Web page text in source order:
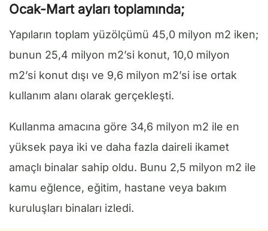
Ocak-Mart ayları toplamında;
Yapıların toplam yüzölçümü 45,0 milyon m2 iken;
bunun 25,4 milyon m2’si konut, 10,0 milyon
m2’si konut dışı ve 9,6 milyon m2’si ise ortak
kullanım alanı olarak gerçekleşti.
Kullanma amacına göre 34,6 milyon m2 ile en
yüksek paya iki ve daha fazla daireli ikamet
amaçlı binalar sahip oldu. Bunu 2,5 milyon m2 ile
kamu eğlence, eğitim, hastane veya bakım
kuruluşları binaları izledi.